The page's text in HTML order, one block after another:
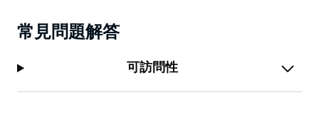
常見問題解答
可訪問性